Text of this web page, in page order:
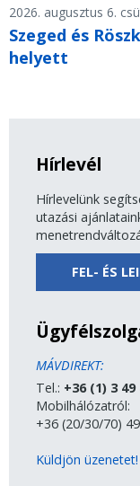
2026. augusztus 6.
Szeged és
helyett
Hírlevél
Hírlevelünk
utazási
FEL- ÉS
MÁVDIREKT:
Tel.: +36 (1) 3 49
Mobilhálózatról:
+36 (20/30/70)
Küldjön üzenetet!